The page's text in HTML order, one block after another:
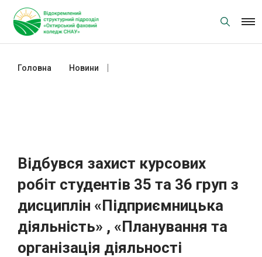
content
Головна Новини
Відбувся захист курсових
робіт студентів 35 та 36 груп з
дисциплін «Підприємницька
діяльність» , «Планування та
організація діяльності